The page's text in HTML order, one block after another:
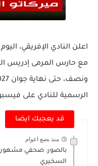
مع حارس المرمى إدريس
الرسمية للنادي على
قد يعجبك ايضا
منذ بضع اعوام
بالصور: صحفي مشهور
السخيري